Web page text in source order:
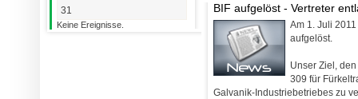
31
Keine Ereignisse.
BIF aufgelöst - Vertreter
Am 1. Juli
aufgelöst.
Unser Ziel,
309 für
Galvanik-Industriebetriebes zu